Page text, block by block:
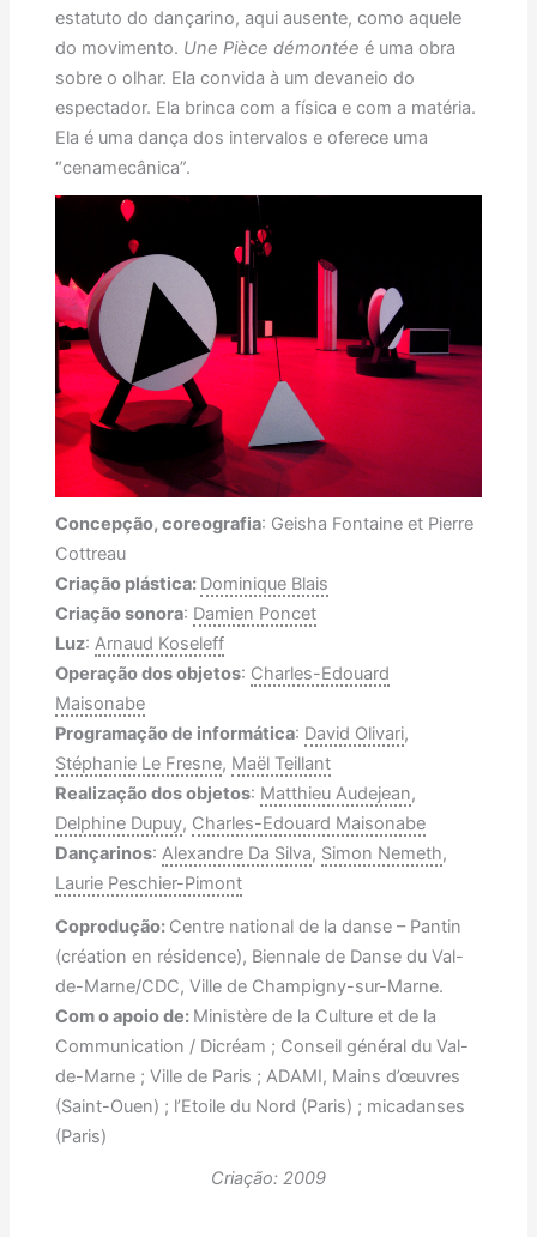
estatuto do dançarino, aqui ausente, como aquele
do movimento. Une Pièce démontée é uma obra
sobre o olhar. Ela convida à um devaneio do
espectador. Ela brinca com a física e com a matéria.
Ela é uma dança dos intervalos e oferece uma
“cenamecânica”.
Concepção, coreografia: Geisha Fontaine et Pierre
Cottreau
Criação plástica: Dominique Blais
Criação sonora: Damien Poncet
Luz: Arnaud Koseleff
Operação dos objetos: Charles-Edouard
Maisonabe
Programação de informática: David Olivari,
Stéphanie Le Fresne, Maël Teillant
Realização dos objetos: Matthieu Audejean,
Delphine Dupuy, Charles-Edouard Maisonabe
Dançarinos: Alexandre Da Silva, Simon Nemeth,
Laurie Peschier-Pimont
Coprodução: Centre national de la danse – Pantin
(création en résidence), Biennale de Danse du Val-
de-Marne/CDC, Ville de Champigny-sur-Marne.
Com o apoio de: Ministère de la Culture et de la
Communication / Dicréam ; Conseil général du Val-
de-Marne ; Ville de Paris ; ADAMI, Mains d’œuvres
(Saint-Ouen) ; l’Etoile du Nord (Paris) ; micadanses
(Paris)
Criação: 2009